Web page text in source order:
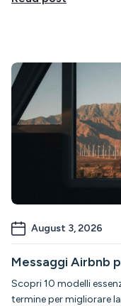
August 3, 2026
Messaggi Airbnb
Scopri 10 modelli
termine per migliorare